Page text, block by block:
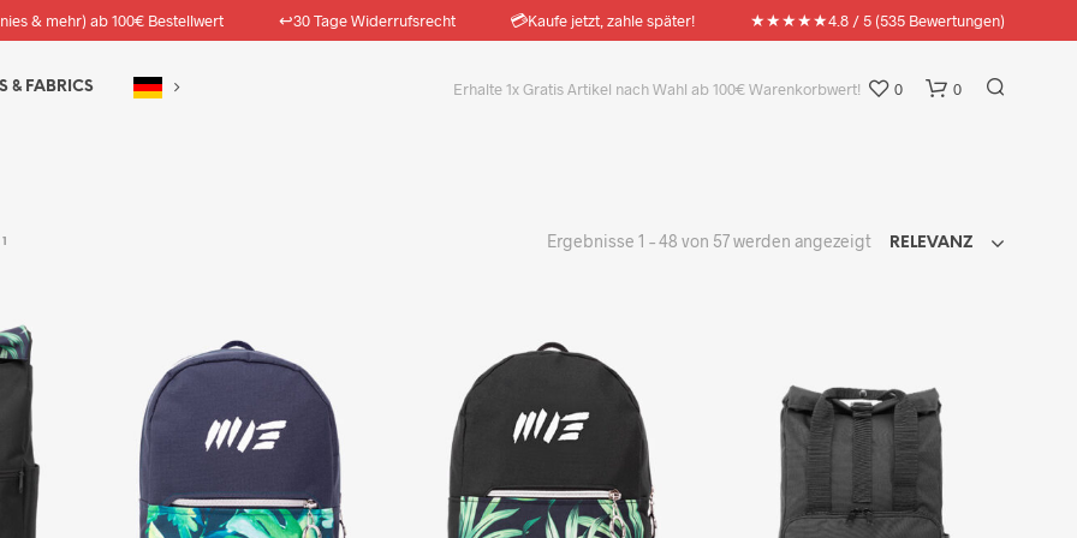
& mehr) ab 100€ Bestellwert ↩️30 Tage Widerrufsrecht 💳Kaufe jetzt, zahle später! ★★★★★4.8 / 5 (535 Bewertungen)
Erhalte 1x Gratis Artikel nach Wahl ab 100€ Warenkorbwert! 0 0
& FABRICS
RELEVANZ
Ergebnisse 1 – 48 von 57 werden angezeigtNach